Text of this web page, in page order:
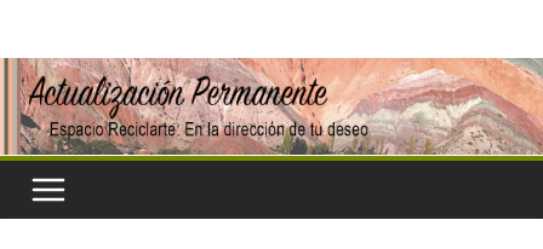
contenido